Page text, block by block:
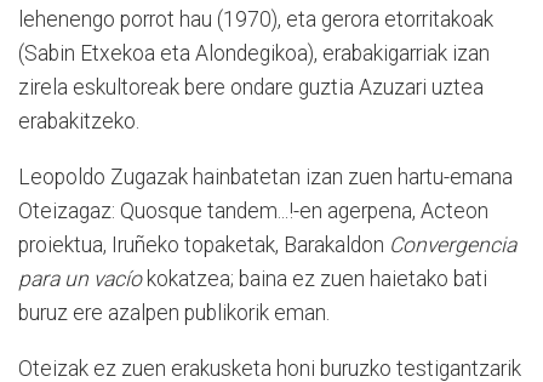
lehenengo porrot hau (1970), eta gerora etorritakoak
(Sabin Etxekoa eta Alondegikoa), erabakigarriak izan
zirela eskultoreak bere ondare guztia Azuzari uztea
erabakitzeko.
Leopoldo Zugazak hainbatetan izan zuen hartu-emana
Oteizagaz: Quosque tandem...!-en agerpena, Acteon
proiektua, Iruñeko topaketak, Barakaldon Convergencia
para un vacío kokatzea; baina ez zuen haietako bati
buruz ere azalpen publikorik eman.
Oteizak ez zuen erakusketa honi buruzko testigantzarik